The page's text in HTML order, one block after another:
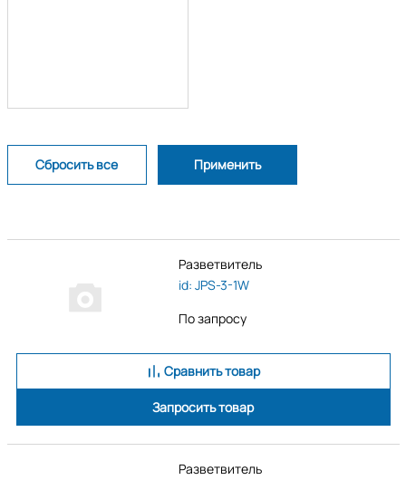
Разветвитель
id: JPS-3-1W
По запросу
Сравнить товар
Запросить товар
Разветвитель